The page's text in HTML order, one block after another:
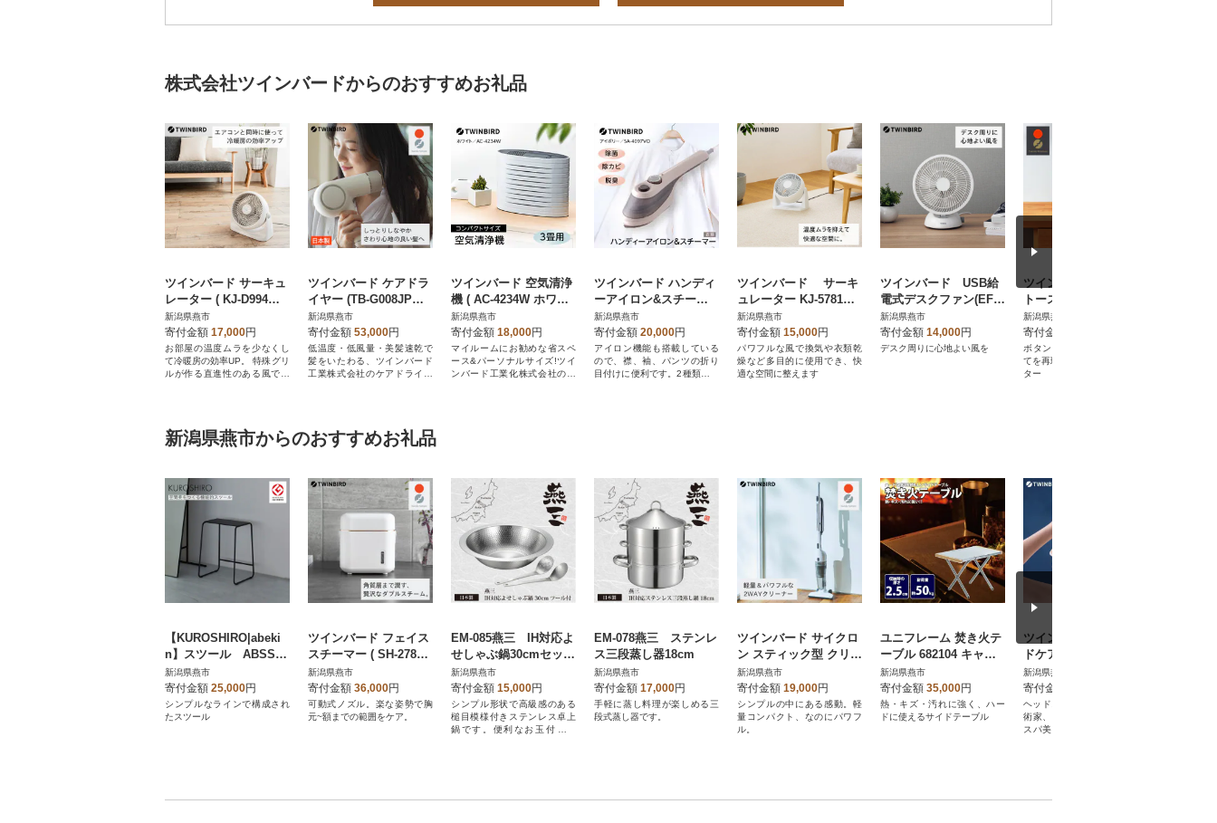
株式会社ツインバードからのおすすめお礼品
ツインバード サーキュ
レーター ( KJ-D994W
ホワイト ) 暖房効率 湿
気対策
新潟県燕市
寄付金額 17,000円
お部屋の温度ムラを少なくし
て冷暖房の効率UP。 特殊グリ
ルが作る直進性のある風で空
ツインバード ケアドラ
イヤー (TB-G008JPW
ホワイト) 日本製 美容
新潟県燕市
寄付金額 53,000円
低温度・低風量・美髪速乾で
髪をいたわる、ツインバード
工業株式会社のケアドライヤ
ツインバード 空気清浄
機 ( AC-4234W ホワイ
ト ) 3畳用 コンパクト
新潟県燕市
寄付金額 18,000円
マイルームにお勧めな省スペ
ース&パーソナルサイズ!ツイ
ンバード工業化株式会社の空
ツインバード ハンディ
ーアイロン&スチーマ
ー (SA-4097VOアイボ
リー) 衣類スチーマー
新潟県燕市
寄付金額 20,000円
アイロン機能も搭載している
ので、襟、袖、パンツの折り
目付けに便利です。2種類のア
ツインバード サーキ
ュレーター KJ-5781W
室内換気や衣類乾燥
に
新潟県燕市
寄付金額 15,000円
パワフルな風で換気や衣類乾
燥など多目的に使用でき、快
適な空間に整えます
ツインバード USB給
電式デスクファン(EF-4
984W)
新潟県燕市
寄付金額 14,000円
デスク周りに心地よい風を
ツインバード オーブン
トースター(TS-D486W)
新潟県燕市
寄付金額
ボタンひとつで、匠の焼きた
てを再現 匠 ブランジェトース
ター
新潟県燕市からのおすすめお礼品
【KUROSHIRO|abeki
n】スツール ABSS-B
-43(黒)
新潟県燕市
寄付金額 25,000円
シンプルなラインで構成され
たスツール
ツインバード フェイス
スチーマー ( SH-2787P
W パールホワイト ) 美
顔器 美容
新潟県燕市
寄付金額 36,000円
可動式ノズル。楽な姿勢で胸
元~額までの範囲をケア。
EM-085燕三 IH対応よ
せしゃぶ鍋30cmセット
(お玉・穴あきお玉各1
個付き)
新潟県燕市
寄付金額 15,000円
シンプル形状で高級感のある
槌目模様付きステンレス卓上
鍋です。便利なお玉付きで
EM-078燕三 ステンレ
ス三段蒸し器18cm
新潟県燕市
寄付金額 17,000円
手軽に蒸し料理が楽しめる三
段式蒸し器です。
ツインバード サイクロ
ン スティック型 クリー
ナー ( TC-E123SBK )
掃除機
新潟県燕市
寄付金額 19,000円
シンプルの中にある感動。軽
量コンパクト、なのにパワフ
ル。
ユニフレーム 焚き火テ
ーブル 682104 キャン
プ用品 アウトドア【44
1763】
新潟県燕市
寄付金額 35,000円
熱・キズ・汚れに強く、ハー
ドに使えるサイドテーブル
ツインバード 防水ヘッ
ドケア機 ( TB-G001JP
PW ) 美容 スカルプケ
ア
新潟県燕市
寄付金額
ヘッドスパ美容研究家/美容施
術家、山本先生監修。ヘッド
スパ美容のゴットハンドを再